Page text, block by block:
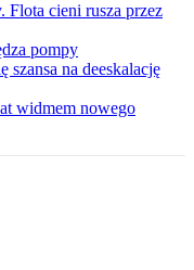
Flota cieni rusza przez
pompy
szansa na deeskalację
widmem nowego